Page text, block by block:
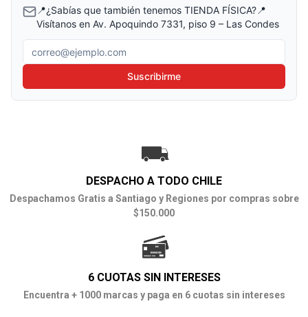
📍¿Sabías que también tenemos TIENDA FÍSICA?📍
Visítanos en Av. Apoquindo 7331, piso 9 – Las Condes
Correo electrónico
Suscribirme
DESPACHO A TODO CHILE
Despachamos Gratis a Santiago y Regiones por compras sobre
$150.000
6 CUOTAS SIN INTERESES
Encuentra + 1000 marcas y paga en 6 cuotas sin intereses